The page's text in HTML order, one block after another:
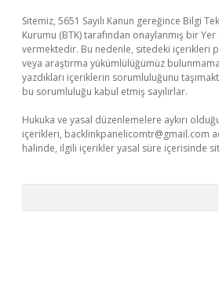
Sitemiz, 5651 Sayılı Kanun gereğince Bilgi
Kurumu (BTK) tarafından onaylanmış bir Yer
vermektedir. Bu nedenle, sitedeki içerikleri
veya araştırma yükümlülüğümüz
yazdıkları içeriklerin sorumluluğunu
bu sorumluluğu kabul etmiş sayılırlar.
Hukuka ve yasal düzenlemelere aykırı
içerikleri, backlinkpanelicomtr@gmail.com
halinde, ilgili içerikler yasal süre içerisinde